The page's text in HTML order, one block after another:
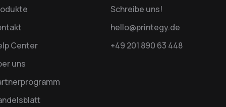
Center
uns
Schreibe uns!
hello@printegy.de
+49 201 890 63 448